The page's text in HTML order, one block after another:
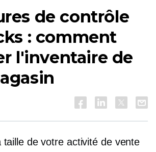
de contrôle
: comment
l'inventaire de
taille de votre activité de vente